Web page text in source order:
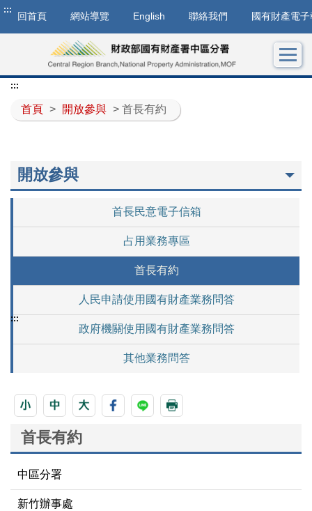
:::
回首頁 網站導覽 English 聯絡我們 國有財產電子
首頁 > 開放參與 > 首長有約
:::
開放參與
首長民意電子信箱
占用業務專區
首長有約
人民申請使用國有財產業務問答
政府機關使用國有財產業務問答
其他業務問答
:::
首長有約
中區分署
新竹辦事處